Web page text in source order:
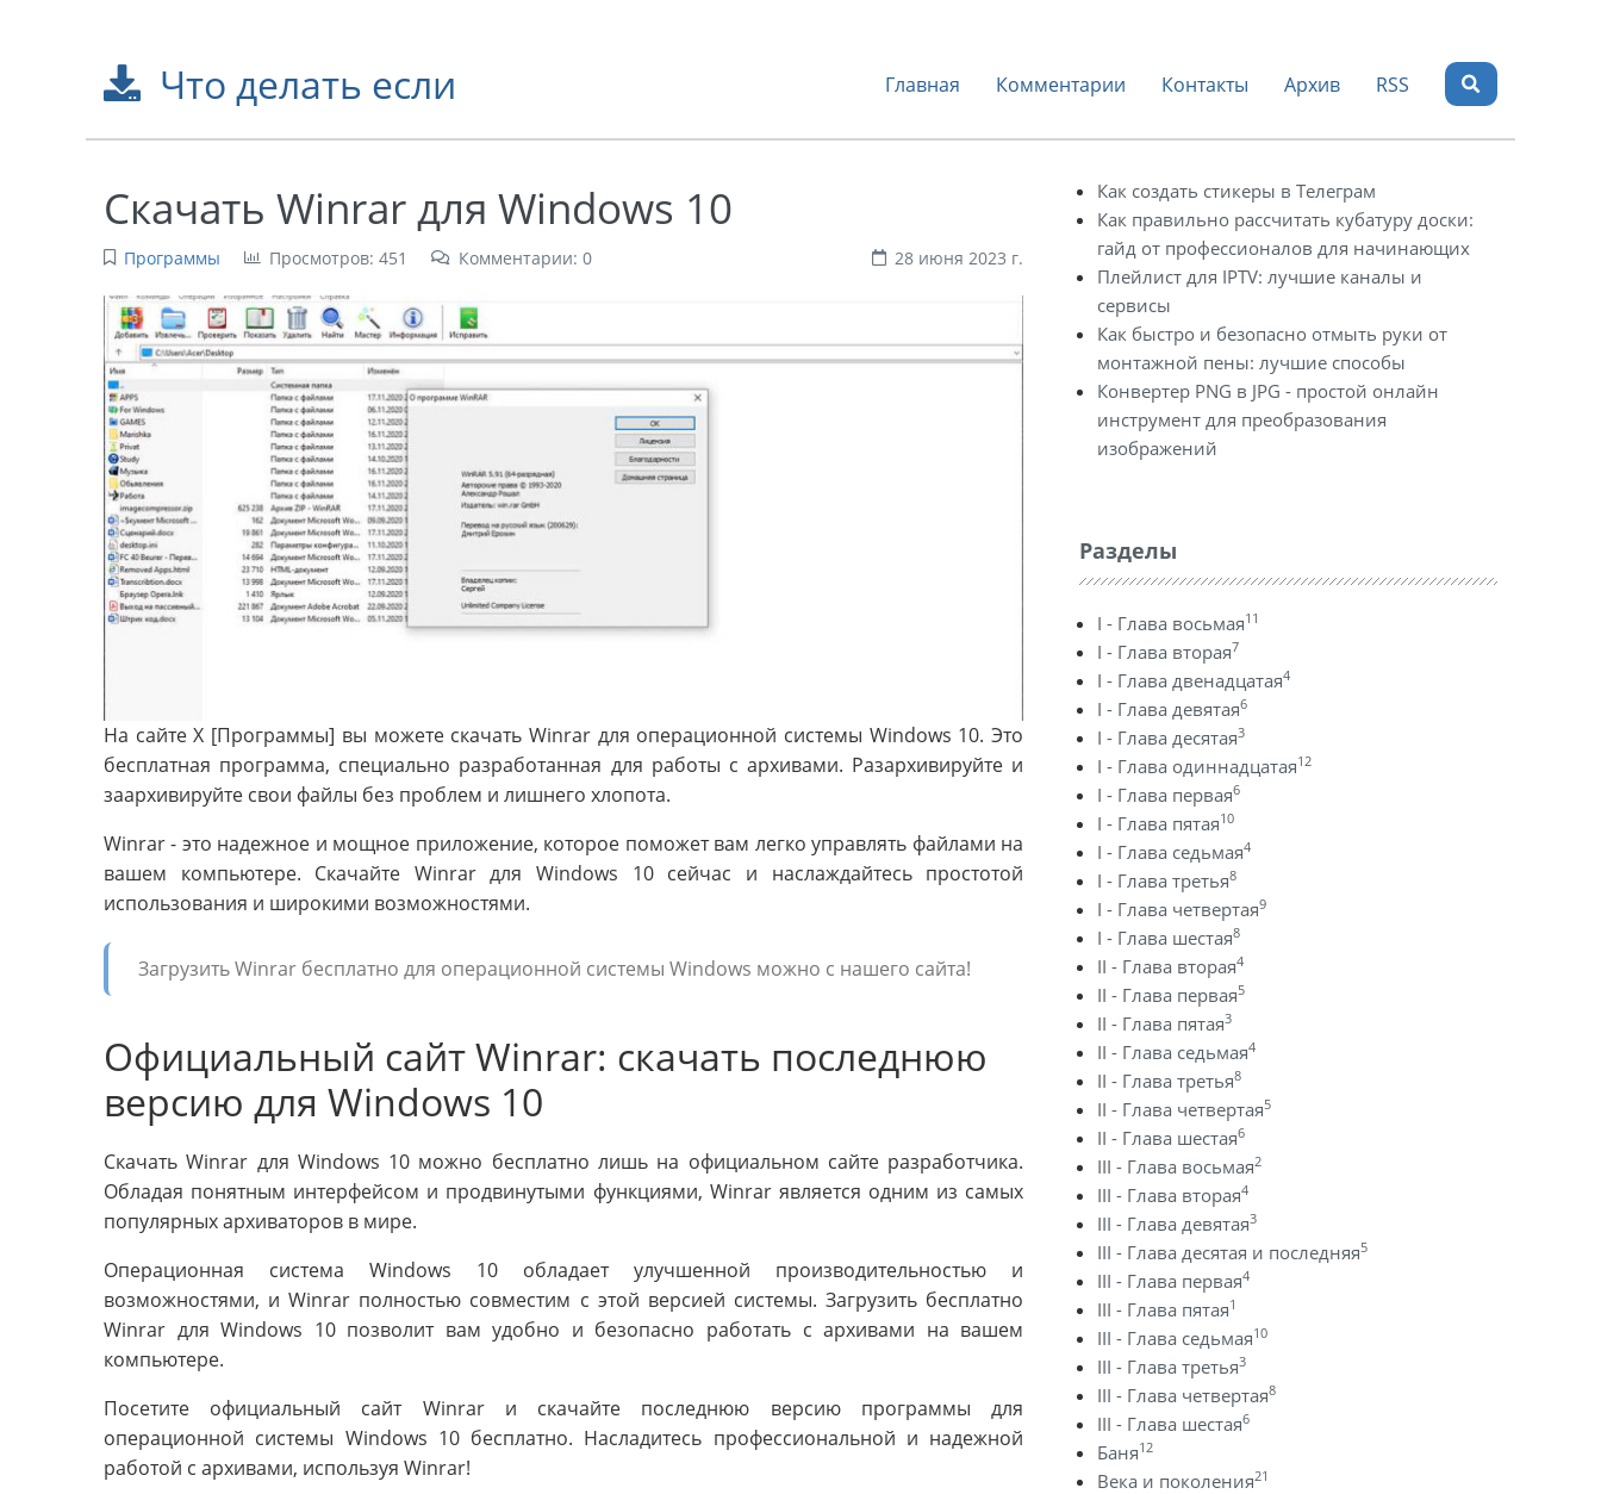
Что делать если Главная Комментарии Контакты Архив RSS
Скачать Winrar для Windows 10
Программы Просмотров: 451 Комментарии: 0 28 июня 2023 г.
На сайте X [Программы] вы можете скачать Winrar для операционной системы Windows 10. Это
бесплатная программа, специально разработанная для работы с архивами. Разархивируйте и
заархивируйте свои файлы без проблем и лишнего хлопота.
Winrar - это надежное и мощное приложение, которое поможет вам легко управлять файлами на
вашем компьютере. Скачайте Winrar для Windows 10 сейчас и наслаждайтесь простотой
использования и широкими возможностями.
Загрузить Winrar бесплатно для операционной системы Windows можно с нашего сайта!
Официальный сайт Winrar: скачать последнюю
версию для Windows 10
Скачать Winrar для Windows 10 можно бесплатно лишь на официальном сайте разработчика.
Обладая понятным интерфейсом и продвинутыми функциями, Winrar является одним из самых
популярных архиваторов в мире.
Операционная система Windows 10 обладает улучшенной производительностью и
возможностями, и Winrar полностью совместим с этой версией системы. Загрузить бесплатно
Winrar для Windows 10 позволит вам удобно и безопасно работать с архивами на вашем
компьютере.
Посетите официальный сайт Winrar и скачайте последнюю версию программы для
операционной системы Windows 10 бесплатно. Насладитесь профессиональной и надежной
работой с архивами, используя Winrar!
Как создать стикеры в Телеграм
Как правильно рассчитать кубатуру доски:
гайд от профессионалов для начинающих
Плейлист для IPTV: лучшие каналы и
сервисы
Как быстро и безопасно отмыть руки от
монтажной пены: лучшие способы
Конвертер PNG в JPG - простой онлайн
инструмент для преобразования
изображений
Разделы
I - Глава восьмая11
I - Глава вторая7
I - Глава двенадцатая4
I - Глава девятая6
I - Глава десятая3
I - Глава одиннадцатая12
I - Глава первая6
I - Глава пятая10
I - Глава седьмая4
I - Глава третья8
I - Глава четвертая9
I - Глава шестая8
II - Глава вторая4
II - Глава первая5
II - Глава пятая3
II - Глава седьмая4
II - Глава третья8
II - Глава четвертая5
II - Глава шестая6
III - Глава восьмая2
III - Глава вторая4
III - Глава девятая3
III - Глава десятая и последняя5
III - Глава первая4
III - Глава пятая1
III - Глава седьмая10
III - Глава третья3
III - Глава четвертая8
III - Глава шестая6
Баня12
Века и поколения21